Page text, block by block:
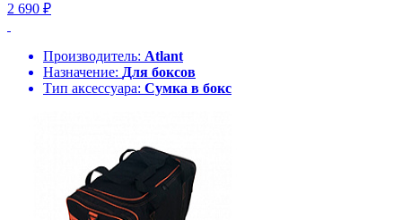
2 690 ₽
Производитель: Atlant
Назначение: Для боксов
Тип аксессуара: Сумка в бокс